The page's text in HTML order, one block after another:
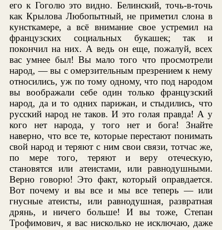
его к Гоголю это видно. Белинский, точь-в-точь
как Крылова Любопытный, не приметил слона в
кунсткамере, а всё внимание свое устремил на
французских социальных букашек; так и
покончил на них. А ведь он еще, пожалуй, всех
вас умнее был! Вы мало того что просмотрели
народ, — вы с омерзительным презрением к нему
относились, уж по тому одному, что под народом
вы воображали себе один только французский
народ, да и то одних парижан, и стыдились, что
русский народ не таков. И это голая правда! А у
кого нет народа, у того нет и бога! Знайте
наверно, что все те, которые перестают понимать
свой народ и теряют с ним свои связи, тотчас же,
по мере того, теряют и веру отеческую,
становятся или атеистами, или равнодушными.
Верно говорю! Это факт, который оправдается.
Вот почему и вы все и мы все теперь — или
гнусные атеисты, или равнодушная, развратная
дрянь, и ничего больше! И вы тоже, Степан
Трофимович, я вас нисколько не исключаю, даже